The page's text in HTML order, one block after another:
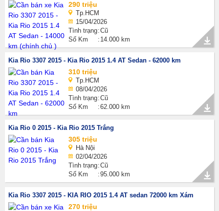
290 triệu
Tp.HCM
15/04/2026
Tình trạng Cũ
Số Km
14.000 km
Kia Rio 3307 2015 - Kia Rio 2015 1.4 AT Sedan - 62000 km
310 triệu
Tp.HCM
08/04/2026
Tình trạng Cũ
Số Km
62.000 km
Kia Rio 0 2015 - Kia Rio 2015 Trắng
305 triệu
Hà Nội
02/04/2026
Tình trạng Cũ
Số Km
95.000 km
Kia Rio 3307 2015 - KIA RIO 2015 1.4 AT sedan 72000 km Xám
270 triệu